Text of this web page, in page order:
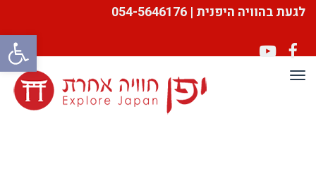
פתח
לגעת בהוויה היפנית | 054-5646176
Facebook
YouTube
תפריט